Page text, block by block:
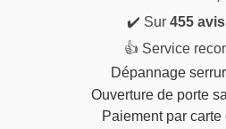
✔️ Sur 455
👍 Service
Dépannage
Ouverture de porte
Paiement par